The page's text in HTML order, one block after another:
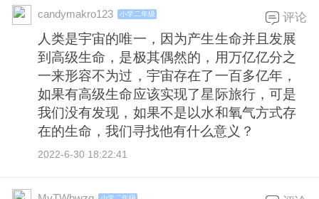
candymakro123 小学二年级
人类是宇宙的唯一，因为产生生命并且发展
到高级生命，是极其偶然的，用万亿亿分之
一来形容不为过，宇宙存在了一百多亿年，
如果有高级生命应该实现了星际旅行，可是
我们没有发现，如果不是以水和氧气方式存
在的生命，我们寻找他有什么意义？
2022-6-30 18:22:41
评论